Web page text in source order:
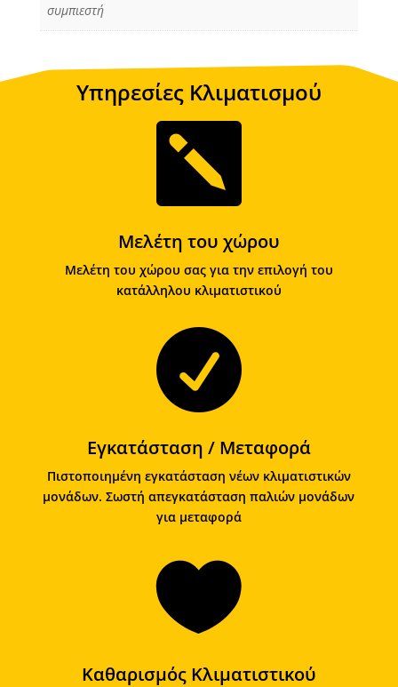
συμπιεστή
Υπηρεσίες Κλιματισμού

Μελέτη του χώρου
Μελέτη του χώρου σας για την επιλογή του
κατάλληλου κλιματιστικού

Εγκατάσταση / Μεταφορά
Πιστοποιημένη εγκατάσταση νέων κλιματιστικών
μονάδων. Σωστή απεγκατάσταση παλιών μονάδων
για μεταφορά

Καθαρισμός Κλιματιστικού